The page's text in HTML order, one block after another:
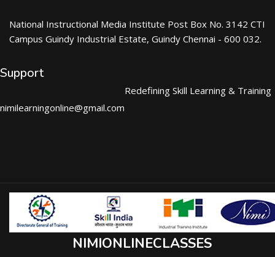
National Instructional Media Institute Post Box No. 3142 CTI
Campus Guindy Industrial Estate, Guindy Chennai - 600 032.
Support
nimilearningonline@gmail.com
Redefining Skill Learning & Training
NIMIONLINECLASSES